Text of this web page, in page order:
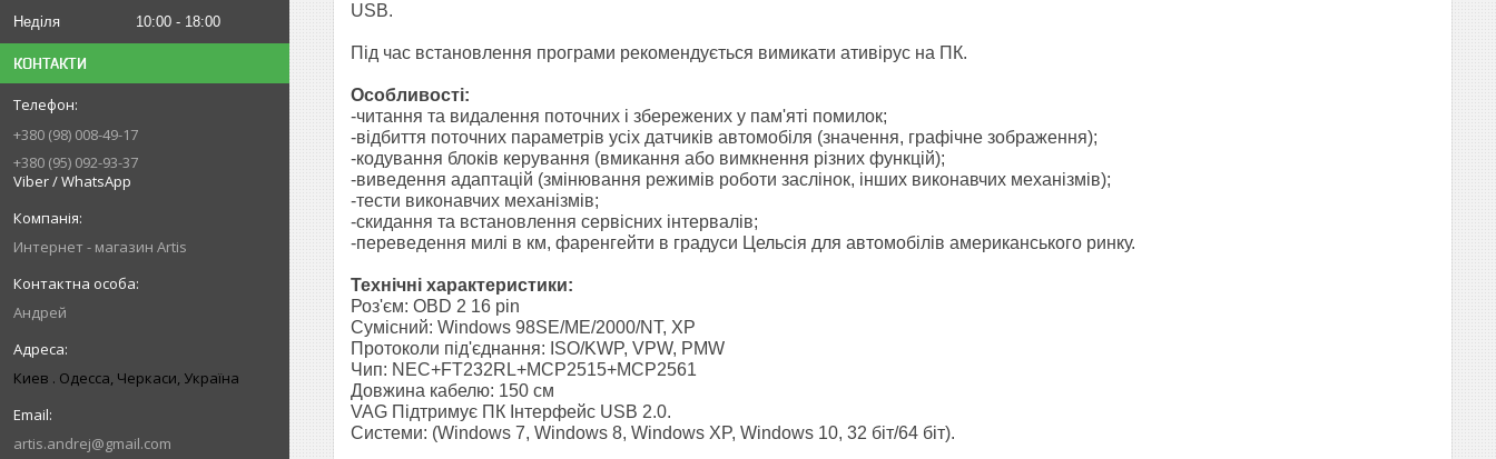
Неділя
10:00 18:00
КОНТАКТИ
+380 (98) 008-49-17
+380 (95) 092-93-37
Viber / WhatsApp
Интернет - магазин Artis
Андрей
Киев . Одесса, Черкаси, Україна
artis.andrej@gmail.com
USB.
Під час встановлення програми рекомендується вимикати ативірус на ПК.
Особливості:
-читання та видалення поточних і збережених у пам'яті помилок;
-відбиття поточних параметрів усіх датчиків автомобіля (значення, графічне зображення);
-кодування блоків керування (вмикання або вимкнення різних функцій);
-виведення адаптацій (змінювання режимів роботи заслінок, інших виконавчих механізмів);
-тести виконавчих механізмів;
-скидання та встановлення сервісних інтервалів;
-переведення милі в км, фаренгейти в градуси Цельсія для автомобілів американського ринку.
Технічні характеристики:
Роз'єм: OBD 2 16 pin
Сумісний: Windows 98SE/ME/2000/NT, XP
Протоколи під'єднання: ISO/KWP, VPW, PMW
Чип: NEC+FT232RL+MCP2515+MCP2561
Довжина кабелю: 150 см
VAG Підтримує ПК Інтерфейс USB 2.0.
Системи: (Windows 7, Windows 8, Windows XP, Windows 10, 32 біт/64 біт).